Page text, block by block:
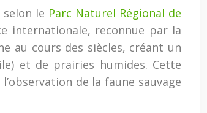
selon le Parc Naturel Régional de
internationale, reconnue par la
au cours des siècles, créant un
et de prairies humides. Cette
de la faune sauvage